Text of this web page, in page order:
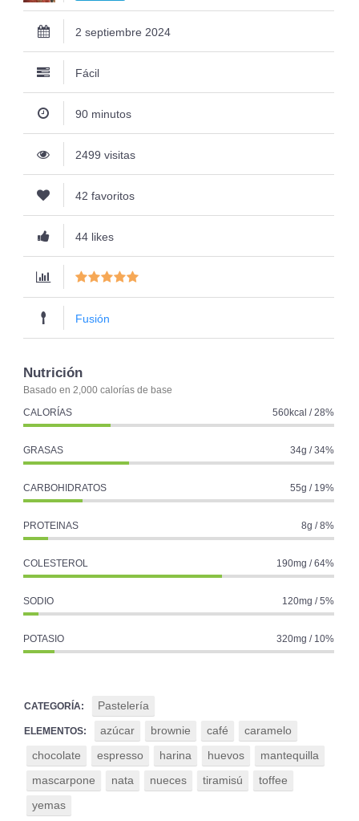
2 septiembre 2024
Fácil
90 minutos
2499 visitas
42 favoritos
44 likes
Fusión
Nutrición
Basado en 2,000 calorías de base
CALORÍAS
560kcal / 28%
GRASAS 34g / 34%
CARBOHIDRATOS 55g / 19%
PROTEINAS 8g / 8%
COLESTEROL 190mg / 64%
SODIO 120mg / 5%
POTASIO 320mg / 10%
CATEGORÍA: Pastelería
ELEMENTOS: azúcar brownie café
caramelo
chocolate
espresso harina huevos
mantequilla
mascarpone
nata nueces tiramisú
toffee
yemas